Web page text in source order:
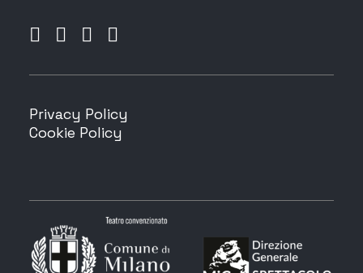
Privacy Policy
Cookie Policy